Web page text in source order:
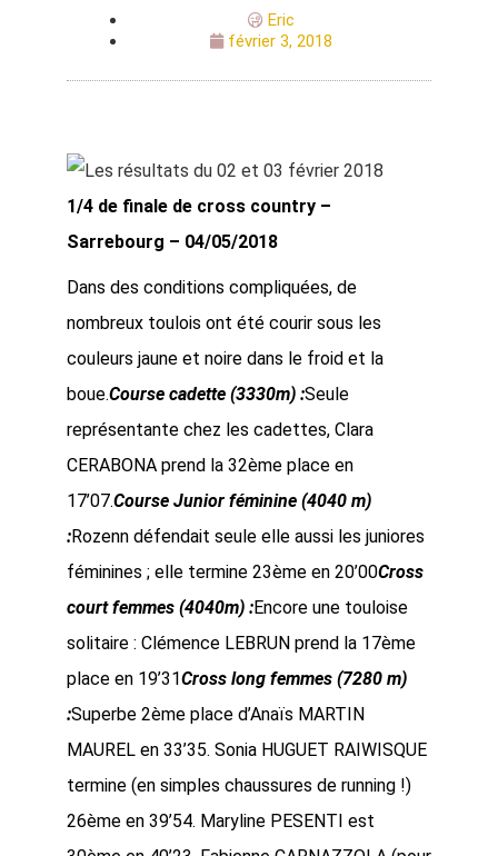
Eric
février 3, 2018
1/4 de finale de cross country –
Sarrebourg – 04/05/2018
Dans des conditions compliquées, de
nombreux toulois ont été courir sous les
couleurs jaune et noire dans le froid et la
boue.Course cadette (3330m) :Seule
représentante chez les cadettes, Clara
CERABONA prend la 32ème place en
17’07.Course Junior féminine (4040 m)
:Rozenn défendait seule elle aussi les juniores
féminines ; elle termine 23ème en 20’00Cross
court femmes (4040m) :Encore une touloise
solitaire : Clémence LEBRUN prend la 17ème
place en 19’31Cross long femmes (7280 m)
:Superbe 2ème place d’Anaïs MARTIN
MAUREL en 33’35. Sonia HUGUET RAIWISQUE
termine (en simples chaussures de running !)
26ème en 39’54. Maryline PESENTI est